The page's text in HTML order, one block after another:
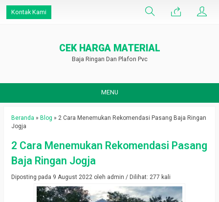
Kontak Kami
CEK HARGA MATERIAL
Baja Ringan Dan Plafon Pvc
MENU
Beranda » Blog » 2 Cara Menemukan Rekomendasi Pasang Baja Ringan
Jogja
2 Cara Menemukan Rekomendasi Pasang
Baja Ringan Jogja
Diposting pada 9 August 2022 oleh admin / Dilihat: 277 kali